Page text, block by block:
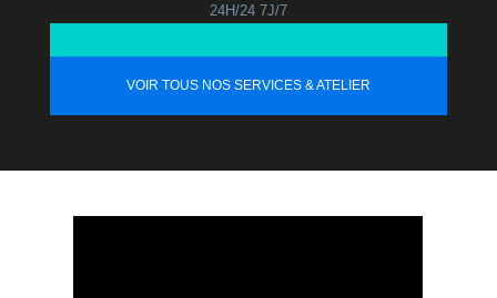
24H/24 7J/7
VOIR TOUS NOS SERVICES & ATELIER